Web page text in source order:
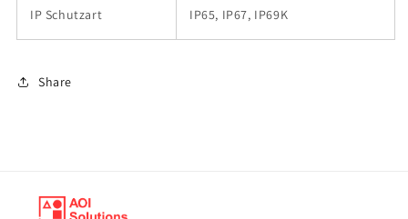
IP Schutzart IP65, IP67, IP69K
Share